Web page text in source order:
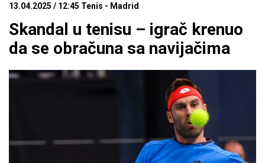
13.04.2025 / 12:45 Tenis - Madrid
Skandal u tenisu – igrač krenuo
da se obračuna sa navijačima